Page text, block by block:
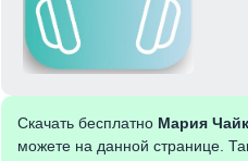
Скачать бесплатно Мария
можете на данной странице.